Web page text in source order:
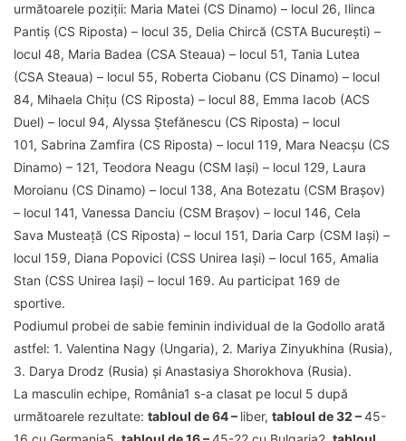
următoarele poziții: Maria Matei (CS Dinamo) – locul 26, Ilinca
Pantiș (CS Riposta) – locul 35, Delia Chircă (CSTA București) –
locul 48, Maria Badea (CSA Steaua) – locul 51, Tania Lutea
(CSA Steaua) – locul 55, Roberta Ciobanu (CS Dinamo) – locul
84, Mihaela Chițu (CS Riposta) – locul 88, Emma Iacob (ACS
Duel) – locul 94, Alyssa Ștefănescu (CS Riposta) – locul
101, Sabrina Zamfira (CS Riposta) – locul 119, Mara Neacșu (CS
Dinamo) – 121, Teodora Neagu (CSM Iași) – locul 129, Laura
Moroianu (CS Dinamo) – locul 138, Ana Botezatu (CSM Brașov)
– locul 141, Vanessa Danciu (CSM Brașov) – locul 146, Cela
Sava Musteață (CS Riposta) – locul 151, Daria Carp (CSM Iași) –
locul 159, Diana Popovici (CSS Unirea Iași) – locul 165, Amalia
Stan (CSS Unirea Iași) – locul 169. Au participat 169 de
sportive.
Podiumul probei de sabie feminin individual de la Godollo arată
astfel: 1. Valentina Nagy (Ungaria), 2. Mariya Zinyukhina (Rusia),
3. Darya Drodz (Rusia) și Anastasiya Shorokhova (Rusia).
La masculin echipe, România1 s-a clasat pe locul 5 după
următoarele rezultate: tabloul de 64 – liber, tabloul de 32 –45-